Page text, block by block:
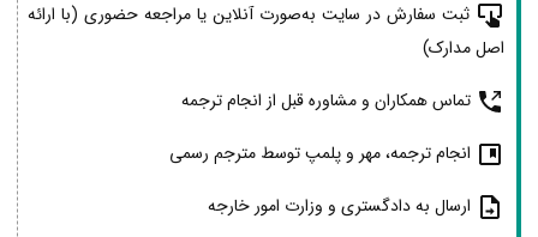
ثبت سفارش در سایت به‌صورت آنلاین یا مراجعه حضوری (با ارائه
اصل مدارک)
تماس همکاران و مشاوره قبل از انجام ترجمه
انجام ترجمه، مهر و پلمپ توسط مترجم رسمی
ارسال به دادگستری و وزارت امور خارجه